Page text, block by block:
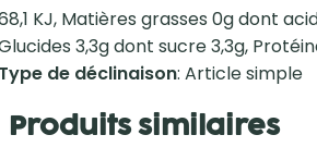
KJ, Matières grasses 0g dont
3,3g dont sucre 3,3g,
de déclinaison: Article simple
Produits similaires